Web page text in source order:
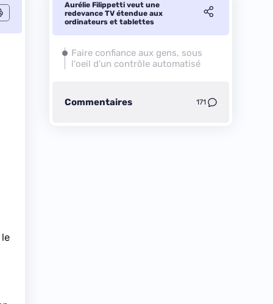
Aurélie Filippetti veut une
redevance TV étendue aux
ordinateurs et tablettes
Faire confiance aux gens, sous
l'oeil d'un contrôle automatisé
Commentaires 171